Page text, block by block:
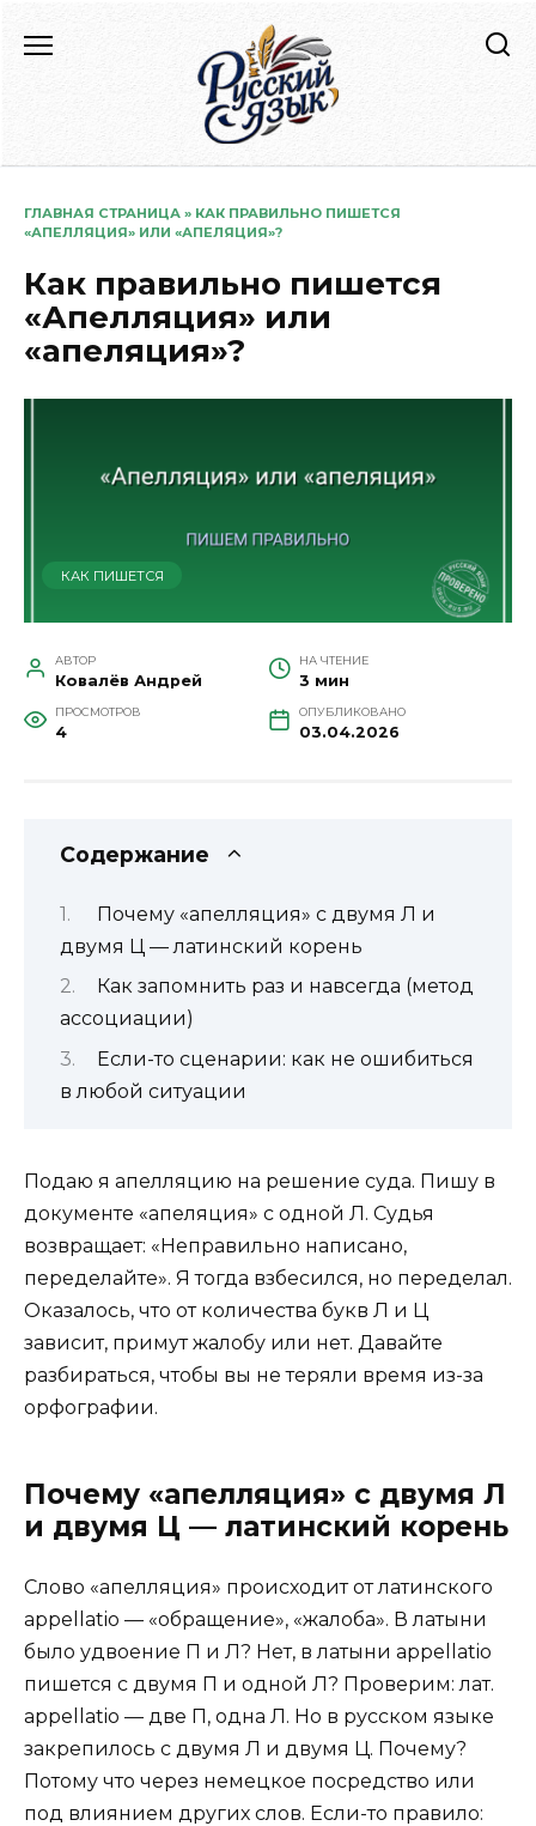
содержанию
ГЛАВНАЯ СТРАНИЦА » КАК ПРАВИЛЬНО ПИШЕТСЯ
«АПЕЛЛЯЦИЯ» ИЛИ «АПЕЛЯЦИЯ»?
Как правильно пишется
«Апелляция» или
«апеляция»?
КАК ПИШЕТСЯ
АВТОР
Ковалёв Андрей
НА ЧТЕНИЕ
3 мин
ПРОСМОТРОВ
4
ОПУБЛИКОВАНО
03.04.2026
Содержание
Почему «апелляция» с двумя Л и
двумя Ц — латинский корень
Как запомнить раз и навсегда (метод
ассоциации)
Если-то сценарии: как не ошибиться
в любой ситуации
Подаю я апелляцию на решение суда. Пишу в
документе «апеляция» с одной Л. Судья
возвращает: «Неправильно написано,
переделайте». Я тогда взбесился, но переделал.
Оказалось, что от количества букв Л и Ц
зависит, примут жалобу или нет. Давайте
разбираться, чтобы вы не теряли время из-за
орфографии.
Почему «апелляция» с двумя Л
и двумя Ц — латинский корень
Слово «апелляция» происходит от латинского
appellatio — «обращение», «жалоба». В латыни
было удвоение П и Л? Нет, в латыни appellatio
пишется с двумя П и одной Л? Проверим: лат.
appellatio — две П, одна Л. Но в русском языке
закрепилось с двумя Л и двумя Ц. Почему?
Потому что через немецкое посредство или
под влиянием других слов. Если-то правило: